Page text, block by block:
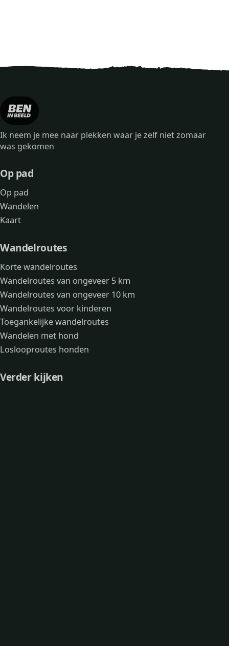
Ik neem je mee naar plekken waar je zelf niet zomaar
was gekomen
Op pad
Op pad
Wandelen
Kaart
Wandelroutes
Korte wandelroutes
Wandelroutes van ongeveer 5 km
Wandelroutes van ongeveer 10 km
Wandelroutes voor kinderen
Toegankelijke wandelroutes
Wandelen met hond
Loslooproutes honden
Verder kijken